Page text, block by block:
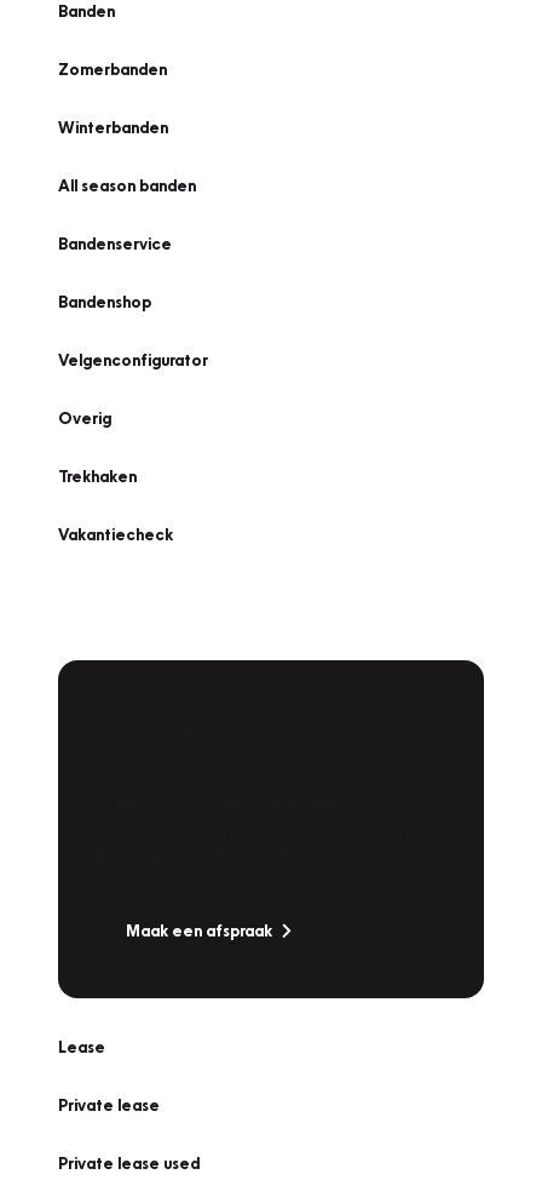
Banden
Zomerbanden
Winterbanden
All season banden
Bandenservice
Bandenshop
Velgenconfigurator
Overig
Trekhaken
Vakantiecheck
Maak een afspraak
Lease
Private lease
Private lease used